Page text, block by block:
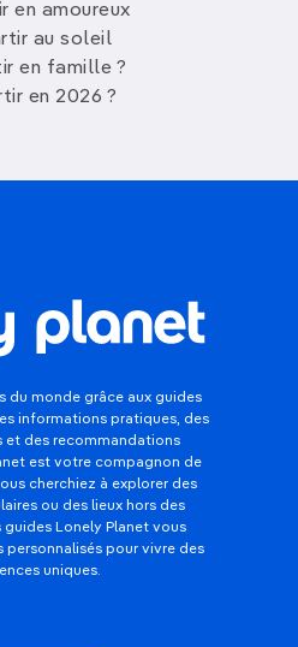
en amoureux
au soleil
en famille ?
en 2026 ?
du monde grâce aux guides
informations pratiques, des
et des recommandations
est votre compagnon de
cherchiez à explorer des
ou des lieux hors des
guides Lonely Planet vous
personnalisés pour vivre des
uniques.